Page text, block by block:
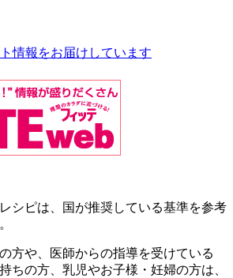
情報をお届けしています
シピは、国が推奨している基準を参考
方や、医師からの指導を受けている
ちの方、乳児やお子様・妊婦の方は、